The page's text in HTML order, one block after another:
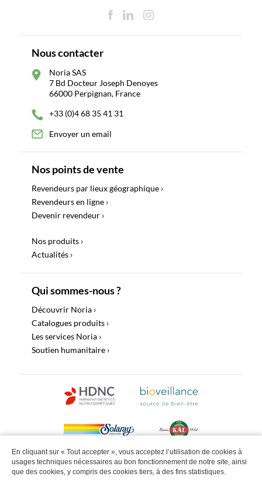
Nous contacter
Noria SAS
7 Bd Docteur Joseph Denoyes
66000 Perpignan, France
+33 (0)4 68 35 41 31
Envoyer un email
Nos points de vente
Revendeurs par lieux géographique ›
Revendeurs en ligne ›
Devenir revendeur ›
Nos produits ›
Actualités ›
Qui sommes-nous ?
Découvrir Noria ›
Catalogues produits ›
Les services Noria ›
Soutien humanitaire ›
©2022 Noria Distribution Tous droits réservés |Politique de
confidentialité
Mentions légales Site web by Paul & Ludo | Studio
En cliquant sur « Tout accepter », vous acceptez l’utilisation de cookies à
usages techniques nécessaires au bon fonctionnement de notre site, ainsi
que des cookies, y compris des cookies tiers, à des fins statistiques.